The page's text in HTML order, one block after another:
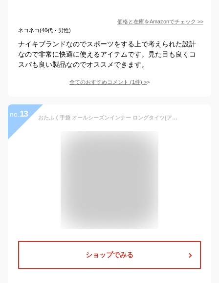
価格と在庫をAmazonでチェック >>
ネコネコ(40代・男性)
ナイキブランドなのでスポーツをする上で考えられた設計
なので非常に快適に使えるアイテムです。見た目も良くコ
スパも良い製品なのでオススメできます。
全てのおすすめコメント (1件) >
no. 13 おたふく手袋 オールシーズンインナー ロングタイツ[アウトラスト 温度調整 消臭 UVカット コンプレッション 前開きタイプ メンズ] JW-552 ブラック Lサイズ
ショップでみる